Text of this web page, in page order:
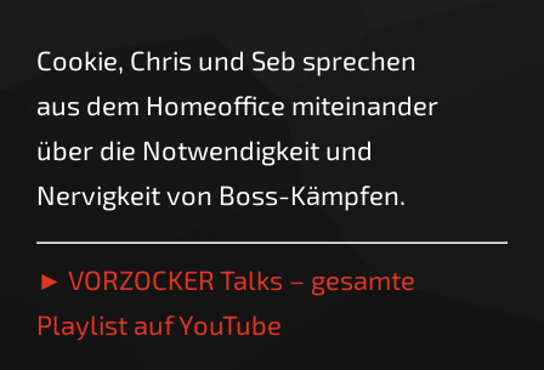
Cookie, Chris und Seb sprechen
aus dem Homeoffice miteinander
über die Notwendigkeit und
Nervigkeit von Boss-Kämpfen.
► VORZOCKER Talks – gesamte
Playlist auf YouTube